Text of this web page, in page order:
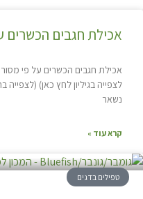
אכילת חגבים
לצפייה בגיליון לחץ כאן)
נשאר
קרא עוד »
טפילים בדגים